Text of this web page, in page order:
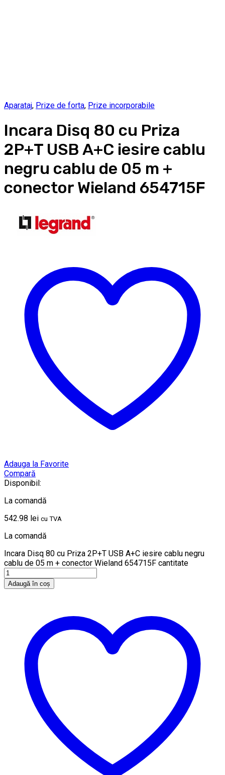
Aparataj, Prize de forta, Prize incorporabile
Incara Disq 80 cu Priza
2P+T USB A+C iesire cablu
negru cablu de 05 m +
conector Wieland 654715F
Adauga la Favorite
Compară
Disponibil:
La comandă
542.98 lei cu TVA
La comandă
Incara Disq 80 cu Priza 2P+T USB A+C iesire cablu negru
cablu de 05 m + conector Wieland 654715F cantitate
Adaugă în coș